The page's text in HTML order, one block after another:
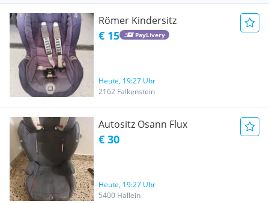
Römer Kindersitz
€ 15 PayLivery
Heute, 19:27 Uhr
2162 Falkenstein
Autositz Osann Flux
€ 30
Heute, 19:27 Uhr
5400 Hallein